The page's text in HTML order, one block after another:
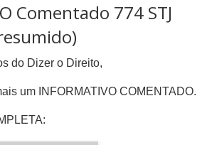
Comentado 774 STJ
do Dizer o Direito,
um INFORMATIVO COMENTADO.